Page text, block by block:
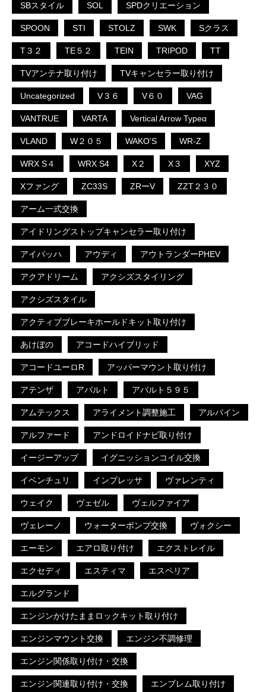
SBスタイル SOL SPDクリエーション
SPOON STI STOLZ SWK Sクラス
T３２ TE５２ TEIN TRIPOD TT
TVアンテナ取り付け TVキャンセラー取り付け
Uncategorized V３６ V６０ VAG
VANTRUE VARTA Vertical Arrow Typeα
VLAND W２０５ WAKO'S WR-Z
WRX S４ WRX S4 X２ X３ XYZ
Xファング ZC33S ZRーV ZZT２３０
アーム一式交換
アイドリングストップキャンセラー取り付け
アイバッハ アウディ アウトランダーPHEV
アクアドリーム アクシズスタイリング
アクシズスタイル
アクティブブレーキホールドキット取り付け
あけぼの アコードハイブリッド
アコードユーロR アッパーマウント取り付け
アテンザ アバルト アバルト５９５
アムテックス アライメント調整施工 アルパイン
アルファード アンドロイドナビ取り付け
イージーアップ イグニッションコイル交換
イベンチュリ インプレッサ ヴァレンティ
ウェイク ヴェゼル ヴェルファイア
ヴェレーノ ウォーターポンプ交換 ヴォクシー
エーモン エアロ取り付け エクストレイル
エクセディ エスティマ エスペリア
エルグランド
エンジンかけたままロックキット取り付け
エンジンマウント交換 エンジン不調修理
エンジン関係取り付け・交換
エンジン関連取り付け・交換 エンブレム取り付け